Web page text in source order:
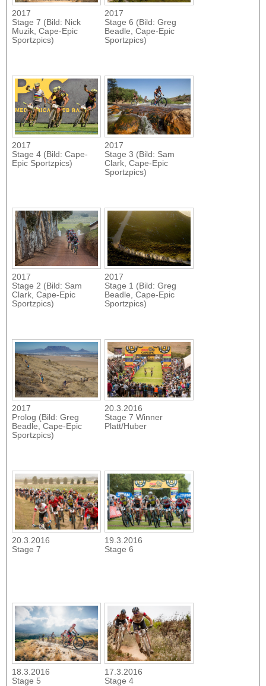
2017
Stage 7 (Bild: Nick
Muzik, Cape-Epic
Sportzpics)
2017
Stage 6 (Bild: Greg
Beadle, Cape-Epic
Sportzpics)
2017
Stage 4 (Bild: Cape-
Epic Sportzpics)
2017
Stage 3 (Bild: Sam
Clark, Cape-Epic
Sportzpics)
2017
Stage 2 (Bild: Sam
Clark, Cape-Epic
Sportzpics)
2017
Stage 1 (Bild: Greg
Beadle, Cape-Epic
Sportzpics)
2017
Prolog (Bild: Greg
Beadle, Cape-Epic
Sportzpics)
20.3.2016
Stage 7 Winner
Platt/Huber
20.3.2016
Stage 7
19.3.2016
Stage 6
18.3.2016
Stage 5
17.3.2016
Stage 4